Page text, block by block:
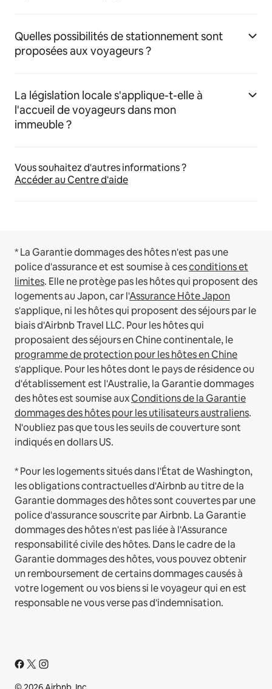
Quelles possibilités de stationnement sont
proposées aux voyageurs ?
La législation locale s'applique-t-elle à
l'accueil de voyageurs dans mon
immeuble ?
Vous souhaitez d'autres informations ?
Accéder au Centre d'aide
* La Garantie dommages des hôtes n'est pas une
police d'assurance et est soumise à cesconditions et
limites. Elle ne protège pas les hôtes qui proposent des
logements au Japon, car l'Assurance Hôte Japon
s'applique, ni les hôtes qui proposent des séjours par le
biais d'Airbnb Travel LLC. Pour les hôtes qui
proposaient des séjours en Chine continentale, le
programme de protection pour les hôtes en Chine
s'applique. Pour les hôtes dont le pays de résidence ou
d'établissement est l'Australie, la Garantie dommages
des hôtes est soumise auxConditions de la Garantie
dommages des hôtes pour les utilisateurs australiens.
N'oubliez pas que tous les seuils de couverture sont
indiqués en dollars US.
* Pour les logements situés dans l'État de Washington,
les obligations contractuelles d'Airbnb au titre de la
Garantie dommages des hôtes sont couvertes par une
police d'assurance souscrite par Airbnb. La Garantie
dommages des hôtes n'est pas liée à l'Assurance
responsabilité civile des hôtes. Dans le cadre de la
Garantie dommages des hôtes, vous pouvez obtenir
un remboursement de certains dommages causés à
votre logement ou vos biens si le voyageur qui en est
responsable ne vous verse pas d'indemnisation.